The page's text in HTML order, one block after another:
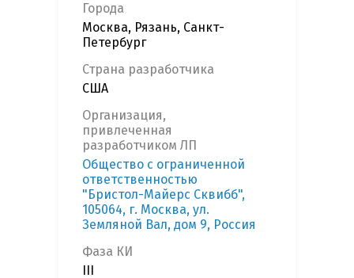
Города
Москва, Рязань, Санкт-
Петербург
Страна разработчика
США
Организация,
привлеченная
разработчиком ЛП
Общество с ограниченной
ответственностью
"Бристол-Майерс Сквибб",
105064, г. Москва, ул.
Земляной Вал, дом 9, Россия
Фаза КИ